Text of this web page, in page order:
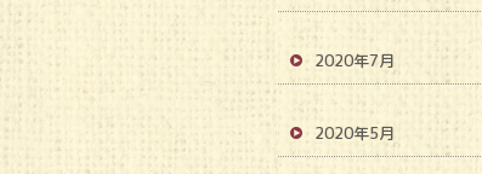
2020年7月
2020年5月